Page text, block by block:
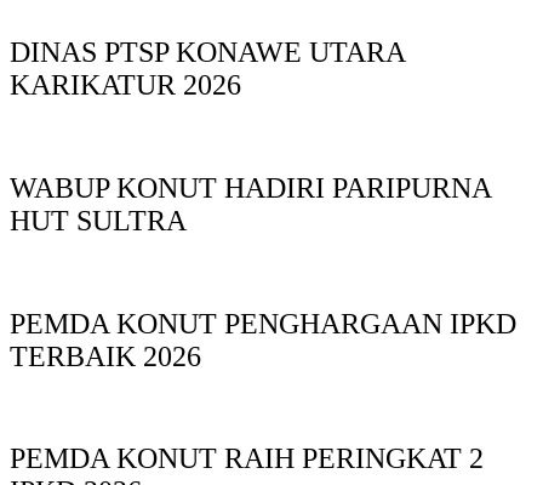
DINAS PTSP KONAWE UTARA
KARIKATUR 2026
WABUP KONUT HADIRI PARIPURNA
HUT SULTRA
PEMDA KONUT PENGHARGAAN IPKD
TERBAIK 2026
PEMDA KONUT RAIH PERINGKAT 2